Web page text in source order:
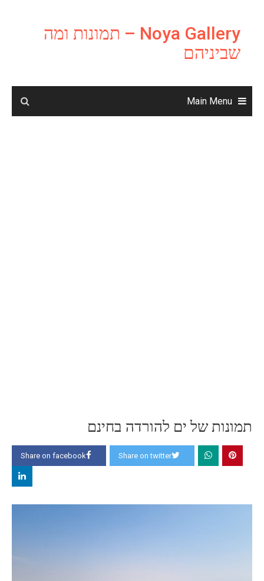
content
Noya Gallery – תמונות ומה
שביניהם
Main Menu
תמונות של ים להורדה בחינם
Share on facebook Share on twitter